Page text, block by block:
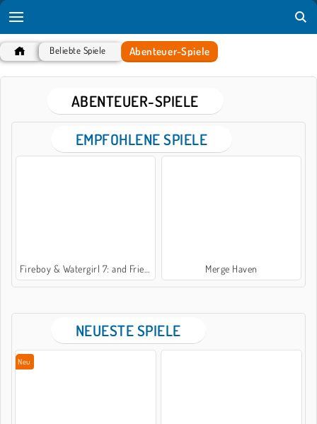
Beliebte Spiele Abenteuer-Spiele
ABENTEUER-SPIELE
EMPFOHLENE SPIELE
Fireboy & Watergirl 7: and Friends Merge Haven
NEUESTE SPIELE
Neu